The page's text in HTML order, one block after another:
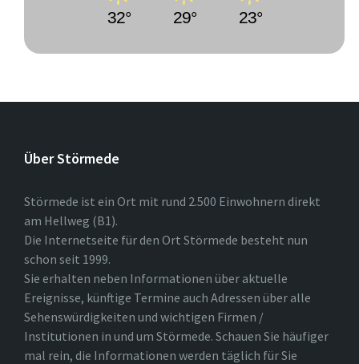
32° 29° 23°
Über Störmede
Störmede ist ein Ort mit rund 2.500 Einwohnern direkt
am Hellweg (B1).
Die Internetseite für den Ort Störmede besteht nun
schon seit 1999.
Sie erhalten neben Informationen über aktuelle
Ereignisse, künftige Termine auch Adressen über alle
Sehenswürdigkeiten und wichtigen Firmen /
Institutionen in und um Störmede. Schauen Sie häufiger
mal rein, die Informationen werden täglich für Sie